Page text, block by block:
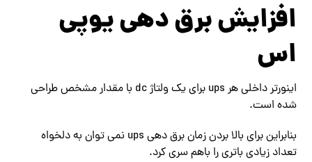
افزایش برق دهی یوپی
اس
اینورتر داخلی هر ups برای یک ولتاژ dc با مقدار مشخص طراحی
شده است.
بنابراین برای بالا بردن زمان برق دهی ups نمی توان به دلخواه
تعداد زیادی باتری را باهم سری کرد.